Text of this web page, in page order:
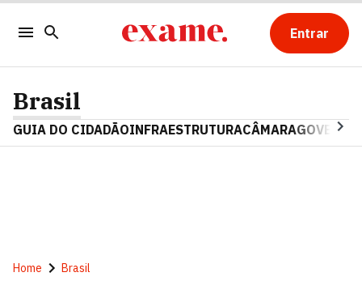
Entrar
Brasil
GUIA DO CIDADÃOINFRAESTRUTURACÂMARAGOVERNO
Home Brasil